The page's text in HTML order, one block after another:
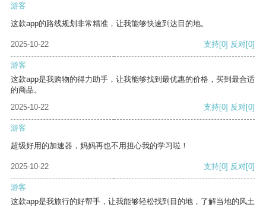
游客
这款app的路线规划非常精准，让我能够快速到达目的地。
2025-10-22 支持[0] 反对[0]
游客
这款app是我购物的得力助手，让我能够找到最优惠的价格，买到最合适
的商品。
2025-10-22
支持[0] 反对[0]
游客
超级好用的加速器，妈妈再也不用担心我的学习啦！
2025-10-22 支持[0] 反对[0]
游客
这款app是我旅行的好帮手，让我能够轻松找到目的地，了解当地的风土